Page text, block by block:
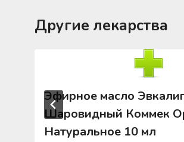
Другие лекарства
Эфирное масло
Шаровидный Коммек
Натуральное 10 мл